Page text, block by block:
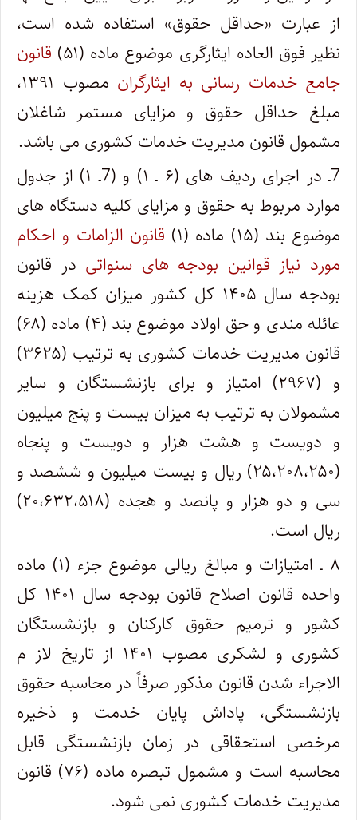
از عبارت «حداقل حقوق» استفاده شده است،
نظیر فوق العاده ایثارگری موضوع ماده (۵۱)
قانون
جامع خدمات رسانی به ایثارگران
مصوب ۱۳۹۱،
مبلغ حداقل حقوق و مزایای مستمر شاغلان
مشمول قانون مدیریت خدمات کشوری می باشد.
7ـ در اجرای ردیف های (۶ ـ ۱) و (7ـ ۱) از جدول
موارد مربوط به حقوق و مزایای کلیه دستگاه های
موضوع بند (۱۵) ماده (۱)
قانون الزامات و احکام
مورد نیاز قوانین بودجه های سنواتی در قانون
بودجه سال ۱۴۰۵ کل کشور میزان کمک هزینه
عائله مندی و حق اولاد موضوع بند (۴) ماده (۶۸)
قانون مدیریت خدمات کشوری به ترتیب (۳۶۲۵)
و (۲۹۶۷) امتیاز و برای بازنشستگان و سایر
مشمولان به ترتیب به میزان بیست و پنج میلیون
و دویست و هشت هزار و دویست و پنجاه
(۲۵،۲۰۸،۲۵۰) ریال و بیست میلیون و ششصد و
سی و دو هزار و پانصد و هجده (۲۰،۶۳۲،۵۱۸)
ریال است.
۸ ـ امتیازات و مبالغ ریالی موضوع جزء (۱) ماده
واحده قانون اصلاح قانون بودجه سال ۱۴۰۱ کل
کشور و ترمیم حقوق کارکنان و بازنشستگان
کشوری و لشکری مصوب ۱۴۰۱ از تاریخ لاز م
الاجراء شدن قانون مذکور صرفاً در محاسبه حقوق
بازنشستگی، پاداش پایان خدمت و ذخیره
مرخصی استحقاقی در زمان بازنشستگی قابل
محاسبه است و مشمول تبصره ماده (۷۶) قانون
مدیریت خدمات کشوری نمی شود.